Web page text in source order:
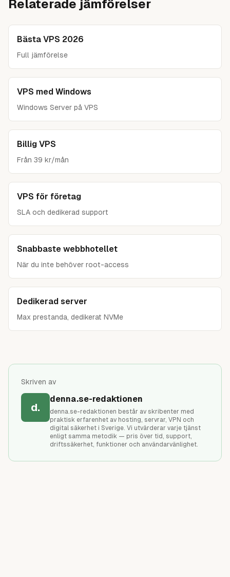
CrystalDiskMark ger liknande information.
media-streaming: marginell skillnad. Testa först med
Relaterade jämförelser
Bästa VPS 2026
Full jämförelse
VPS med Windows
Windows Server på VPS
Billig VPS
Från 39 kr/mån
VPS för företag
SLA och dedikerad support
Snabbaste webbhotellet
När du inte behöver root-access
Dedikerad server
Max prestanda, dedikerat NVMe
Skriven av
d.
denna.se-redaktionen
denna.se-redaktionen består av skribenter med
praktisk erfarenhet av hosting, servrar, VPN och
digital säkerhet i Sverige. Vi utvärderar varje tjänst
enligt samma metodik — pris över tid, support,
driftssäkerhet, funktioner och användarvänlighet.